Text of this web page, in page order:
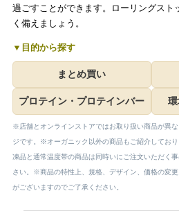
過ごすことができます。ローリングスト
く備えましょう。
▼目的から探す
まとめ買い
プロテイン・プロテインバー
※店舗とオンラインストアではお取り扱い商品が異
ジです。※オーガニック以外の商品もご紹介してお
凍品と通常温度帯の商品は同時いにご注文いただく
さい。※商品の特性上、規格、デザイン、価格の変
がございますのでご了承ください。